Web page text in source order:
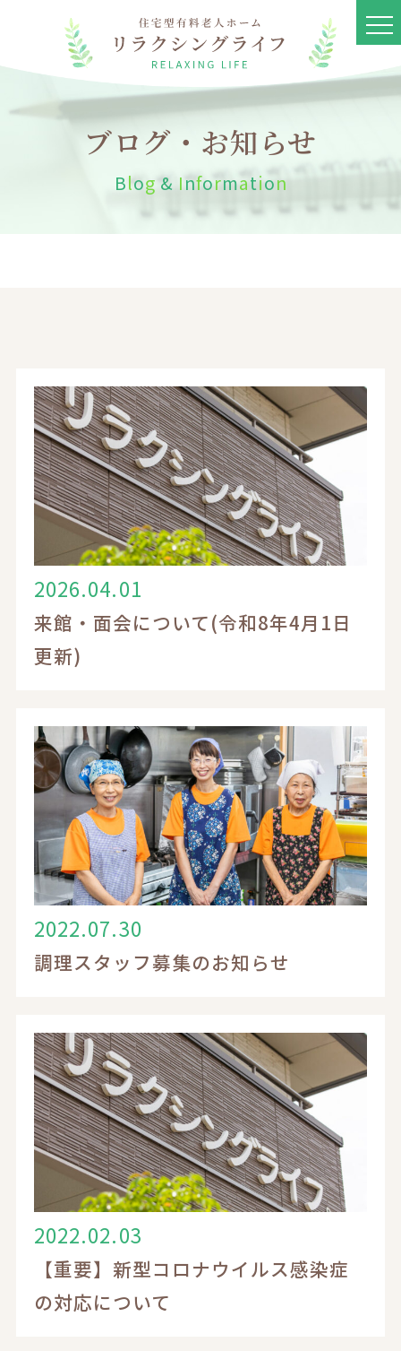
ブログ・お知らせ
Blog & Information
2026.04.01
来館・面会について(令和8年4月1日
更新)
2022.07.30
調理スタッフ募集のお知らせ
2022.02.03
【重要】新型コロナウイルス感染症
の対応について
リラクシングライフとは
ブログ
お知らせ
入居案内
電話でのお問い合わせ
受付時間 9：00～18：00
お問い合わせフォーム
入居相談・見学についてはこちら
求人応募・見学についてはこちら